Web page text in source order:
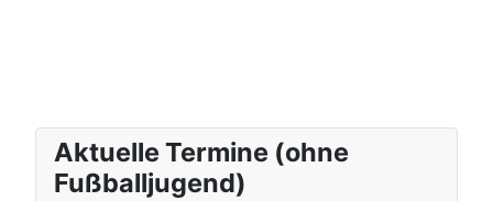
Aktuelle Termine (ohne
Fußballjugend)